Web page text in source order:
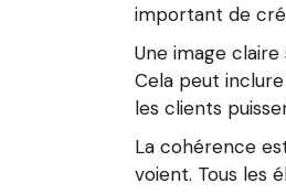
important de
Une image
Cela peut
les clients
La cohérence
voient. Tous les